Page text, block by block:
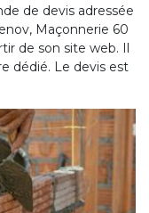
de devis adressée
Maçonnerie 60
de son site web. Il
dédié. Le devis est